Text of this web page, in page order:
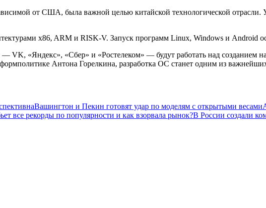
от США, была важной целью китайской технологической отрасли.
x86, ARM и RISK-V. Запуск программ Linux, Windows и Android
VK, «Яндекс», «Сбер» и «Ростелеком» — будут работать над созданием
Антона Горелкина, разработка ОС станет одним из
Вашингтон и Пекин готовят удар по моделям с открытыми весами
все рекорды по популярности и как взорвала рынок?В России создали